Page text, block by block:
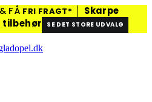
FÅ FRI FRAGT*
Skarpe
tilbehør
SE DET STORE UDVALG